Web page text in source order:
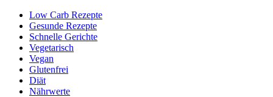
Low Carb Rezepte
Gesunde Rezepte
Schnelle Gerichte
Vegetarisch
Vegan
Glutenfrei
Diät
Nährwerte